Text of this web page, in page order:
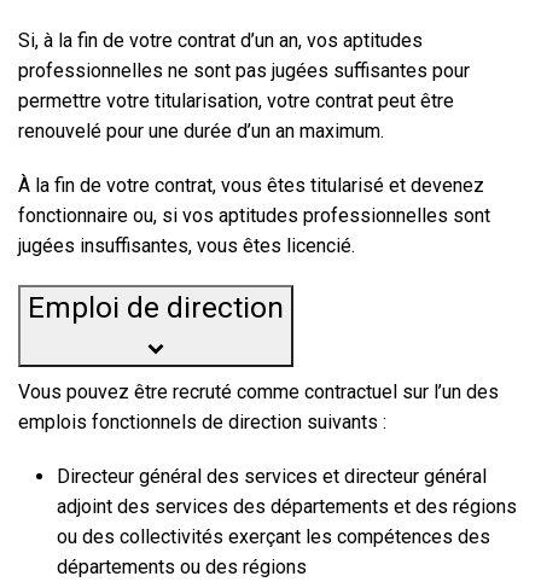
Si, à la fin de votre contrat d’un an, vos aptitudes
professionnelles ne sont pas jugées suffisantes pour
permettre votre titularisation, votre contrat peut être
renouvelé pour une durée d’un an maximum.
À la fin de votre contrat, vous êtes titularisé et devenez
fonctionnaire ou, si vos aptitudes professionnelles sont
jugées insuffisantes, vous êtes licencié.
Emploi de direction
Vous pouvez être recruté comme contractuel sur l’un des
emplois fonctionnels de direction suivants :
Directeur général des services et directeur général
adjoint des services des départements et des régions
ou des collectivités exerçant les compétences des
départements ou des régions